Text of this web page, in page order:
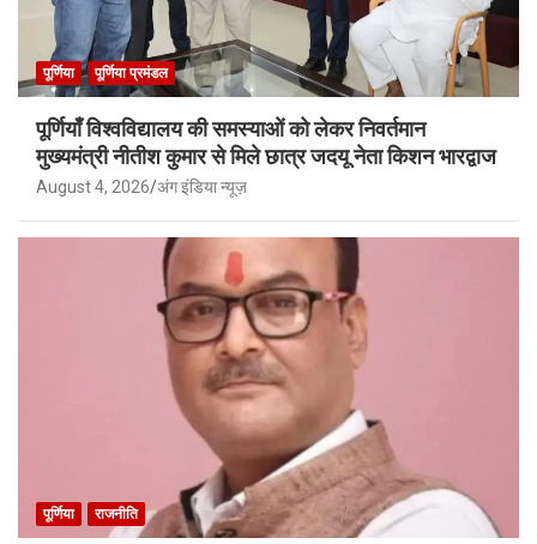
पूर्णिया पूर्णिया प्रमंडल
पूर्णियाँ विश्वविद्यालय की समस्याओं को लेकर निवर्तमान
मुख्यमंत्री नीतीश कुमार से मिले छात्र जदयू नेता किशन भारद्वाज
August 4, 2026 अंग इंडिया न्यूज़
पूर्णिया राजनीति